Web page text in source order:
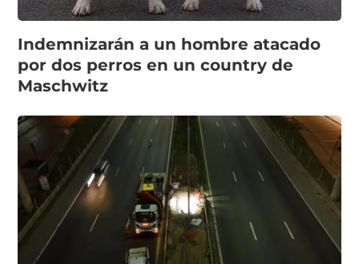
Indemnizarán a un hombre atacado
por dos perros en un country de
Maschwitz